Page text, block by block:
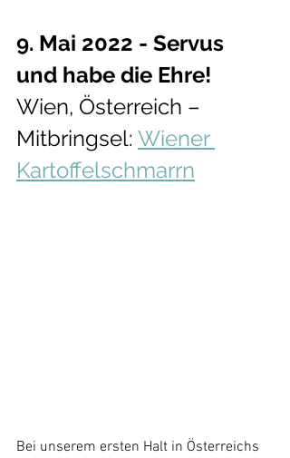
9. Mai 2022 - Servus
und habe die Ehre!
Wien, Österreich –
Mitbringsel: Wiener
Kartoffelschmarrn
Bei unserem ersten Halt in Österreichs